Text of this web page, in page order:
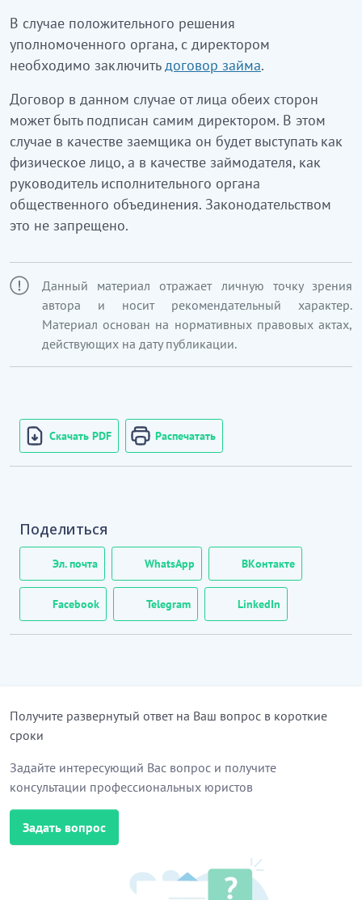
В случае положительного решения
уполномоченного органа, с директором
необходимо заключитьдоговор займа.
Договор в данном случае от лица обеих сторон
может быть подписан самим директором. В этом
случае в качестве заемщика он будет выступать как
физическое лицо, а в качестве займодателя, как
руководитель исполнительного органа
общественного объединения. Законодательством
это не запрещено.
Данный материал отражает личную точку зрения
автора и носит рекомендательный характер.
Материал основан на нормативных правовых актах,
действующих на дату публикации.
Скачать PDF Распечатать
Поделиться
Эл. почта WhatsApp ВКонтакте
Facebook Telegram LinkedIn
Получите развернутый ответ на Ваш вопрос в короткие
сроки
Задайте интересующий Вас вопрос и получите
консультации профессиональных юристов
Задать вопрос